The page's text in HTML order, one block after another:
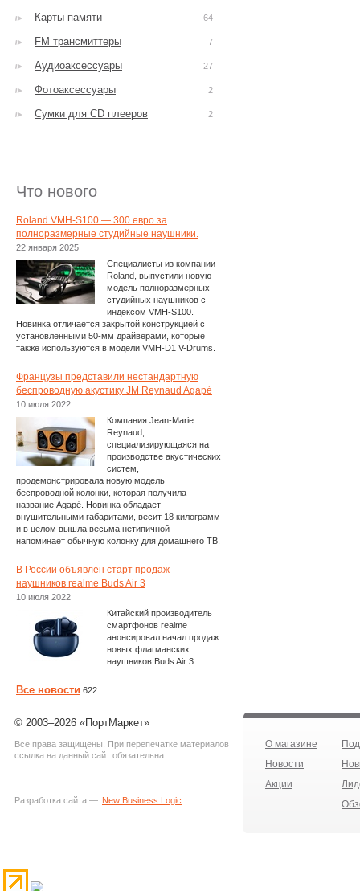
Карты памяти 64
FM трансмиттеры 7
Аудиоаксессуары 27
Фотоаксессуары 2
Сумки для CD плееров 2
Что нового
Roland VMH-S100 — 300 евро за
полноразмерные студийные наушники.
22 января 2025
Специалисты из компании
Roland, выпустили новую
модель полноразмерных
студийных наушников с
индексом VMH-S100.
Новинка отличается закрытой конструкцией с
установленными 50-мм драйверами, которые
также используются в модели VMH-D1 V-Drums.
Французы представили нестандартную
беспроводную акустику JM Reynaud Agapé
10 июля 2022
Компания Jean-Marie
Reynaud,
специализирующаяся на
производстве акустических
систем,
продемонстрировала новую модель
беспроводной колонки, которая получила
название Agapé. Новинка обладает
внушительными габаритами, весит 18 килограмм
и в целом вышла весьма нетипичной –
напоминает обычную колонку для домашнего ТВ.
В России объявлен старт продаж
наушников realme Buds Air 3
10 июля 2022
Китайский производитель
смартфонов realme
анонсировал начал продаж
новых флагманских
наушников Buds Air 3
Все новости 622
© 2003–2026 «ПортМаркет»
Все права защищены. При перепечатке материалов
ссылка на данный сайт обязательна.
Разработка сайта — New Business Logic
О магазине
Новости
Акции